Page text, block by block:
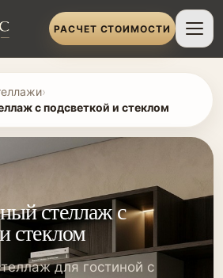
РАСЧЕТ СТОИМОСТИ
›
с подсветкой и стеклом
стеллаж с
стеклом
для гостиной с